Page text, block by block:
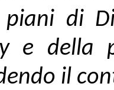
di
e della
il